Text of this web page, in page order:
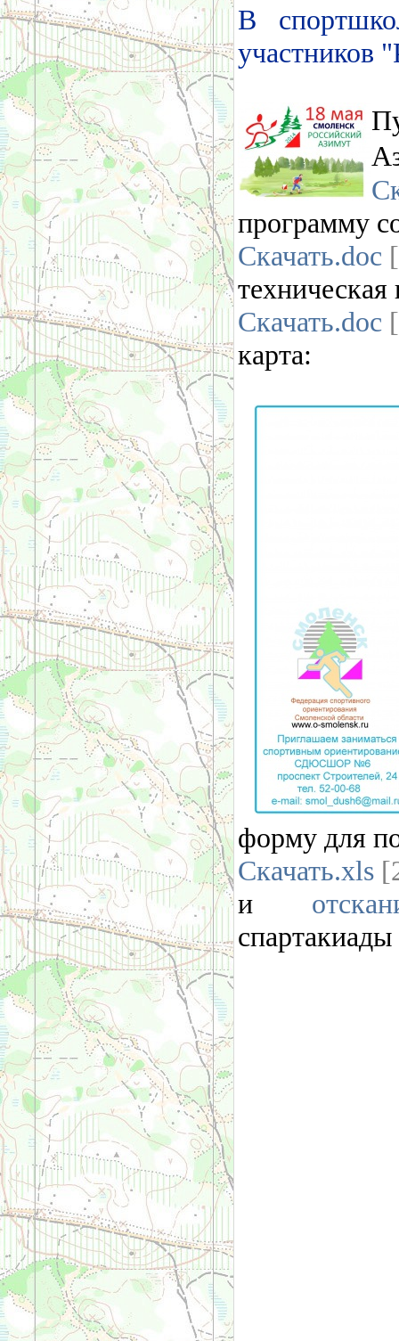
В
участников
программу
Скачать.doc
Скачать.doc
карта:
форму для
Скачать.xls
и